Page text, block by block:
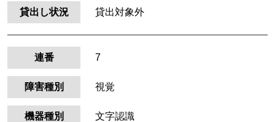
貸出し状況 貸出対象外
連番 7
障害種別 視覚
機器種別 文字認識